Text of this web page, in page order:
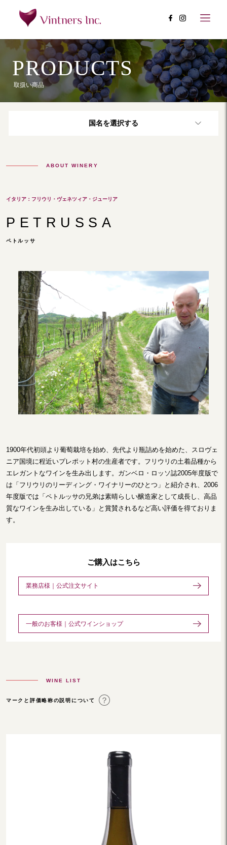
PRODUCTS
取扱い商品
国名を選択する
ABOUT WINERY
イタリア：フリウリ・ヴェネツィア・ジューリア
PETRUSSA
ペトルッサ
1900年代初頭より葡萄栽培を始め、先代より瓶詰めを始めた、スロヴェ
ニア国境に程近いプレポット村の生産者です。フリウリの土着品種から
エレガントなワインを生み出します。ガンベロ・ロッソ誌2005年度版で
は「フリウリのリーディング・ワイナリーのひとつ」と紹介され、2006
年度版では「ペトルッサの兄弟は素晴らしい醸造家として成長し、高品
質なワインを生み出している」と賞賛されるなど高い評価を得ておりま
す。
ご購入はこちら
業務店様｜公式注文サイト
一般のお客様｜公式ワインショップ
WINE LIST
マークと評価略称の説明について